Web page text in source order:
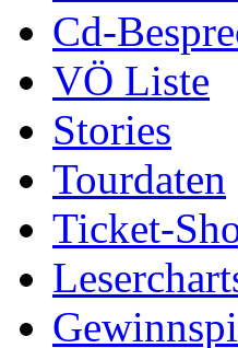
Cd-
VÖ Liste
Stories
Tourdaten
Ticket-